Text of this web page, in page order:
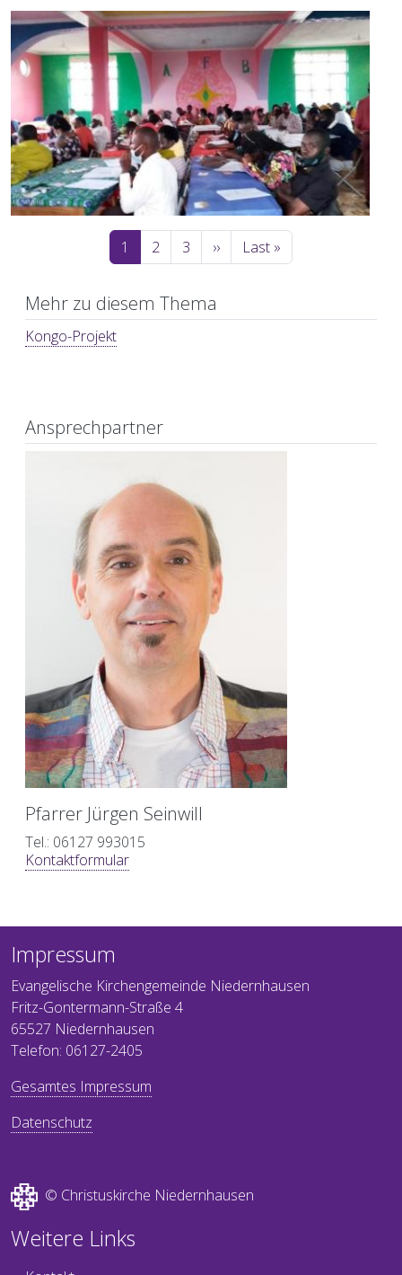
Seitennummerierung
1 2 3 ››Nächste Seite
Last »
Mehr zu diesem Thema
Kongo-Projekt
Ansprechpartner
Pfarrer Jürgen Seinwill
Tel.: 06127 993015
Kontaktformular
Impressum
Evangelische Kirchengemeinde Niedernhausen
Fritz-Gontermann-Straße 4
65527 Niedernhausen
Telefon: 06127-2405
Gesamtes Impressum
Datenschutz
© Christuskirche Niedernhausen
Weitere Links